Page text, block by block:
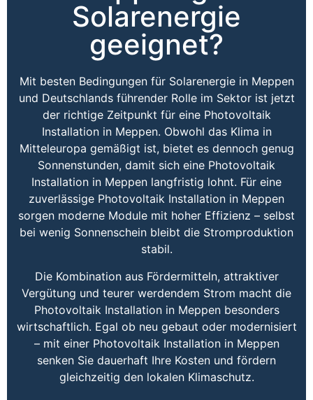
Solarenergie
geeignet?
Mit besten Bedingungen für Solarenergie in Meppen
und Deutschlands führender Rolle im Sektor ist jetzt
der richtige Zeitpunkt für eine Photovoltaik
Installation in Meppen. Obwohl das Klima in
Mitteleuropa gemäßigt ist, bietet es dennoch genug
Sonnenstunden, damit sich eine Photovoltaik
Installation in Meppen langfristig lohnt. Für eine
zuverlässige Photovoltaik Installation in Meppen
sorgen moderne Module mit hoher Effizienz – selbst
bei wenig Sonnenschein bleibt die Stromproduktion
stabil.
Die Kombination aus Fördermitteln, attraktiver
Vergütung und teurer werdendem Strom macht die
Photovoltaik Installation in Meppen besonders
wirtschaftlich. Egal ob neu gebaut oder modernisiert
– mit einer Photovoltaik Installation in Meppen
senken Sie dauerhaft Ihre Kosten und fördern
gleichzeitig den lokalen Klimaschutz.
Mit dem
Laden der